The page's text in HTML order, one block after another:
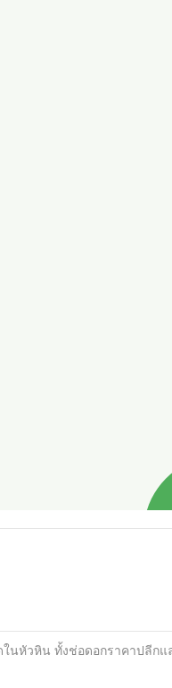
หัวหิน ทั้งช่อดอกราคาปลีก